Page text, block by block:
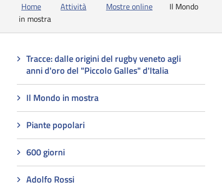
Home Attività Mostre online
Il Mondo
in mostra
Tracce: dalle origini del rugby veneto agli
anni d'oro del "Piccolo Galles" d'Italia
Il Mondo in mostra
Piante popolari
600 giorni
Adolfo Rossi